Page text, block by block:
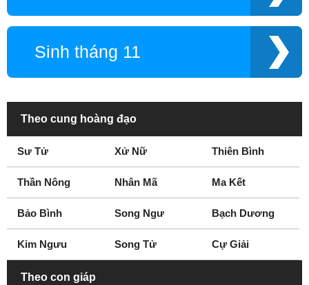
Sinh tháng 11
Theo cung hoàng đạo
Sư Tử Xử Nữ Thiên Bình
Thần Nông Nhân Mã Ma Kết
Bảo Bình Song Ngư Bạch Dương
Kim Ngưu Song Tử Cự Giải
Theo con giáp